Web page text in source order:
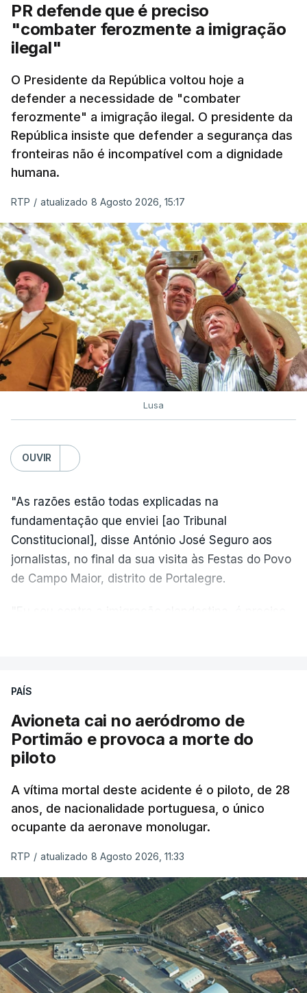
PR defende que é preciso
"combater ferozmente a imigração
ilegal"
O Presidente da República voltou hoje a
defender a necessidade de "combater
ferozmente" a imigração ilegal. O presidente da
República insiste que defender a segurança das
fronteiras não é incompatível com a dignidade
humana.
RTP / atualizado 8 Agosto 2026, 15:17
Lusa
OUVIR
"As razões estão todas explicadas na
fundamentação que enviei [ao Tribunal
Constitucional], disse António José Seguro aos
jornalistas, no final da sua visita às Festas do Povo
de Campo Maior, distrito de Portalegre.
nada disto é incompatível com tratarmos com
crianças", acrescentou.
António José Seguro mostrou dúvidas sobre se é
ERROR ON HTML5 MEDIA ELEMENT
ESTE CONTEÚDO ESTÁ NESTE
MOMENTO INDISPONÍVEL
O Chega considerou "de uma enorme gravidade" a
PAÍS
Avioneta cai no aeródromo de
Portimão e provoca a morte do
piloto
A vítima mortal deste acidente é o piloto, de 28
anos, de nacionalidade portuguesa, o único
ocupante da aeronave monolugar.
RTP / atualizado 8 Agosto 2026, 11:33